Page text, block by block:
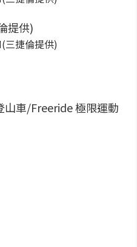
三捷倫提供)
車/Freeride 極限運動